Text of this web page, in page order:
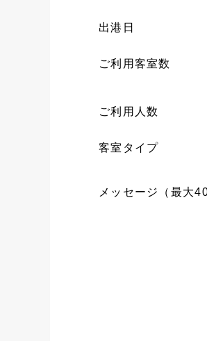
出港日
ご利用客室数
ご利用人数
客室タイプ
メッセージ（最大